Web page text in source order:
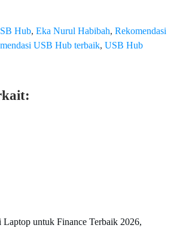
Hub, Eka Nurul Habibah, Rekomendasi
USB Hub terbaik, USB Hub
Laptop untuk Finance Terbaik 2026,